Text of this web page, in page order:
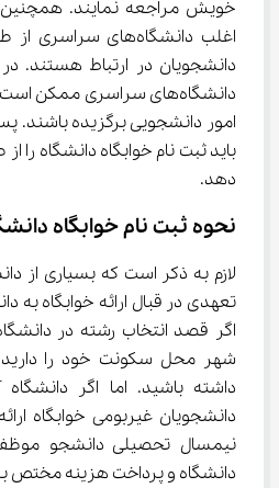
خویش مراجعه نمایند.
اغلب دانشگاه‌های
دانشجویان در ارتباط هستند.
دانشگاه‌های سراسری ممکن
امور دانشجویی برگزیده
باید ثبت نام خوابگاه دانشگاه را
دهد.
نحوه ثبت نام خوابگاه
تعهدی در قبال ارائه خوابگاه به
شهر محل سکونت خود را
داشته باشید. اما اگر
دانشجویان غیربومی خوابگاه
نیمسال تحصیلی دانشجو
دانشگاه و پرداخت هزینه مختص به